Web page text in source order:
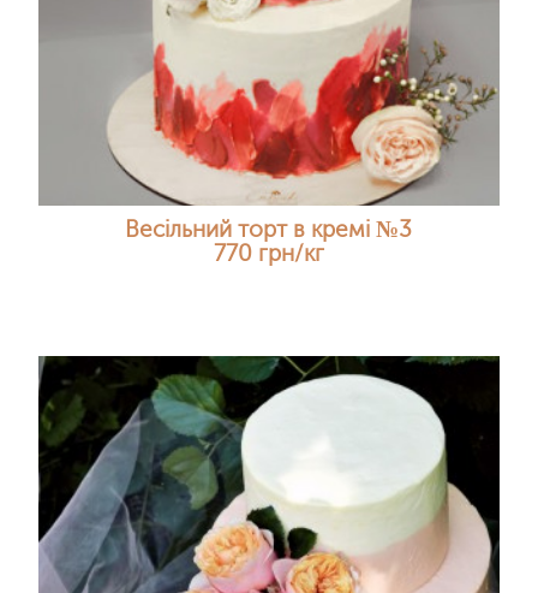
Весільний торт в кремі №3
770 грн/кг